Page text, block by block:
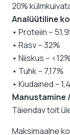
20%
Analüütiline
• Proteiin –
• Rasv – 32%
• Niiskus – <12%
• Tuhk – 7,17%
• Kiudained –
Manustamine
Täiendav toit
Maksimaalne